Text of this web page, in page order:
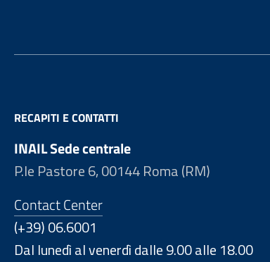
RECAPITI E CONTATTI
INAIL Sede centrale
P.le Pastore 6, 00144 Roma (RM)
Contact Center
(+39) 06.6001
Dal lunedì al venerdì dalle 9.00 alle 18.00